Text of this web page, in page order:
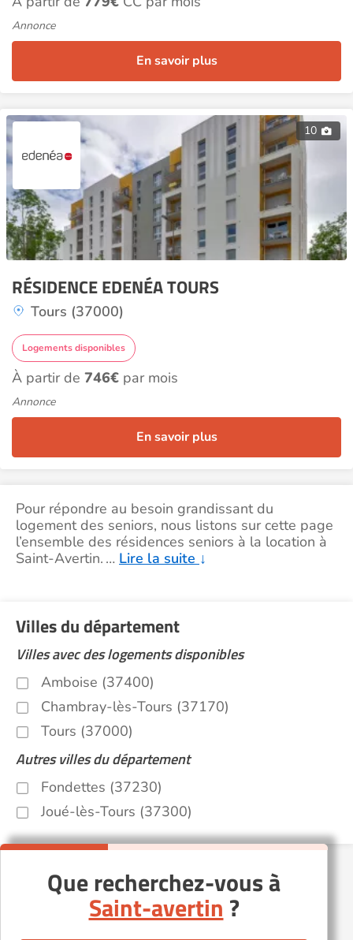
Annonce
En savoir plus
10
RÉSIDENCE EDENÉA TOURS
Tours (37000)
Logements disponibles
À partir de 746€ par mois
Annonce
En savoir plus
Pour répondre au besoin grandissant du
logement des seniors, nous listons sur cette page
l’ensemble des résidences seniors à la location à
Saint-Avertin. … Lire la suite ↓
Villes du département
Villes avec des logements disponibles
Amboise (37400)
Chambray-lès-Tours (37170)
Tours (37000)
Autres villes du département
Fondettes (37230)
Joué-lès-Tours (37300)
Que recherchez-vous à
Saint-avertin ?